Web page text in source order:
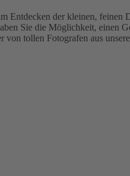
Entdecken der kleinen, feinen
Sie die Möglichkeit, einen
tollen Fotografen aus